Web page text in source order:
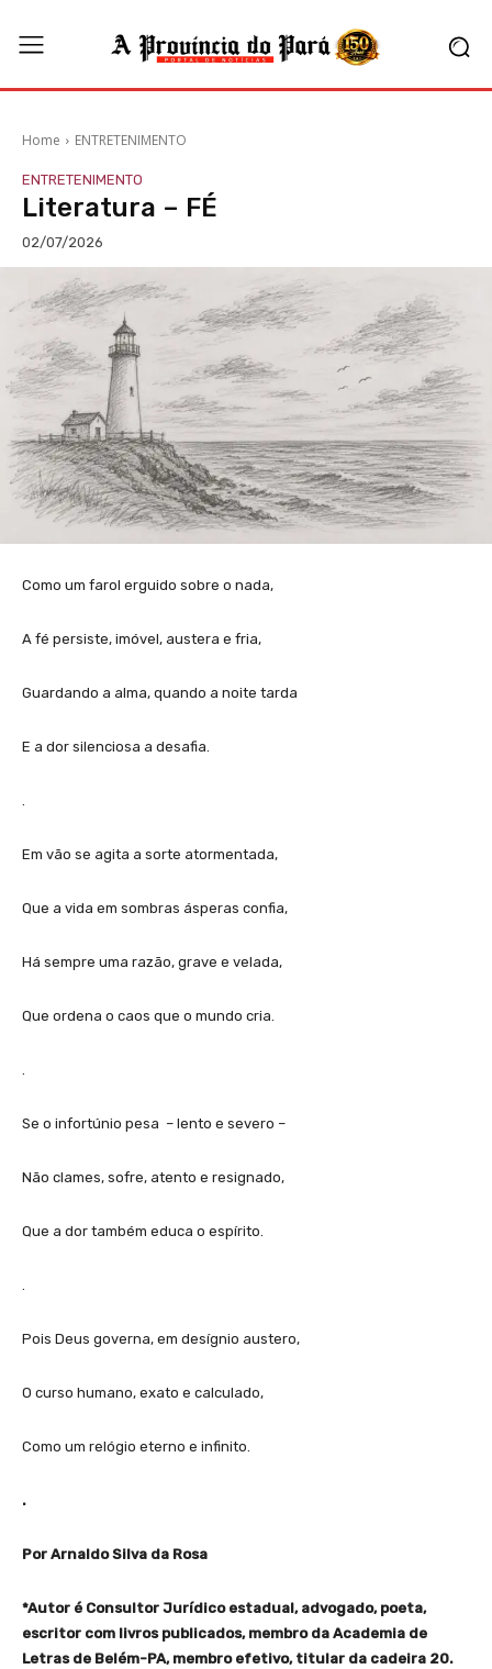
Home ENTRETENIMENTO
ENTRETENIMENTO
Literatura – FÉ
02/07/2026
Como um farol erguido sobre o nada,
A fé persiste, imóvel, austera e fria,
Guardando a alma, quando a noite tarda
E a dor silenciosa a desafia.
.
Em vão se agita a sorte atormentada,
Que a vida em sombras ásperas confia,
Há sempre uma razão, grave e velada,
Que ordena o caos que o mundo cria.
.
Se o infortúnio pesa – lento e severo –
Não clames, sofre, atento e resignado,
Que a dor também educa o espírito.
.
Pois Deus governa, em desígnio austero,
O curso humano, exato e calculado,
Como um relógio eterno e infinito.
.
Por Arnaldo Silva da Rosa
*Autor é Consultor Jurídico estadual, advogado, poeta,
escritor com livros publicados, membro da Academia de
Letras de Belém-PA, membro efetivo, titular da cadeira 20.